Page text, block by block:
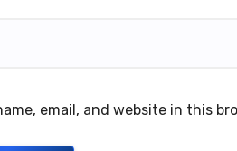
email, and website in this